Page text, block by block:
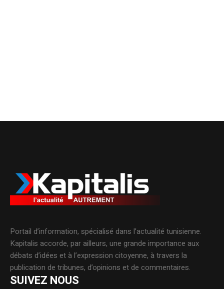
Portail d’information, spécialisé dans l’actualité tunisienne.
Kapitalis accorde, par ailleurs, une grande importance aux
débats d’idées et à l’expression citoyenne, à travers la
publication de tribunes, d’opinions et de commentaires.
SUIVEZ NOUS